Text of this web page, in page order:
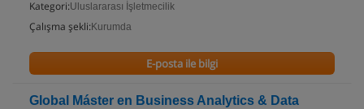
Kategori:Uluslararası İşletmecilik
Çalışma şekli: Kurumda
E-posta ile bilgi
Global Máster en Business Analytics & Data